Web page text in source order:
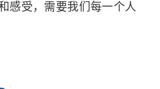
感受，需要我们每一个人